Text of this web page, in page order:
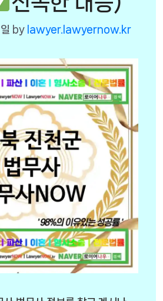
by lawyer.lawyernow.kr